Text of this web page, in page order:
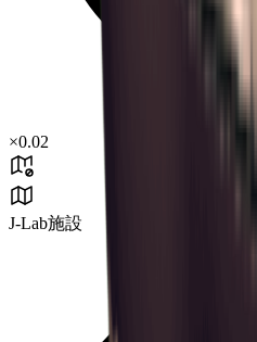
×0.02
J-Lab施設